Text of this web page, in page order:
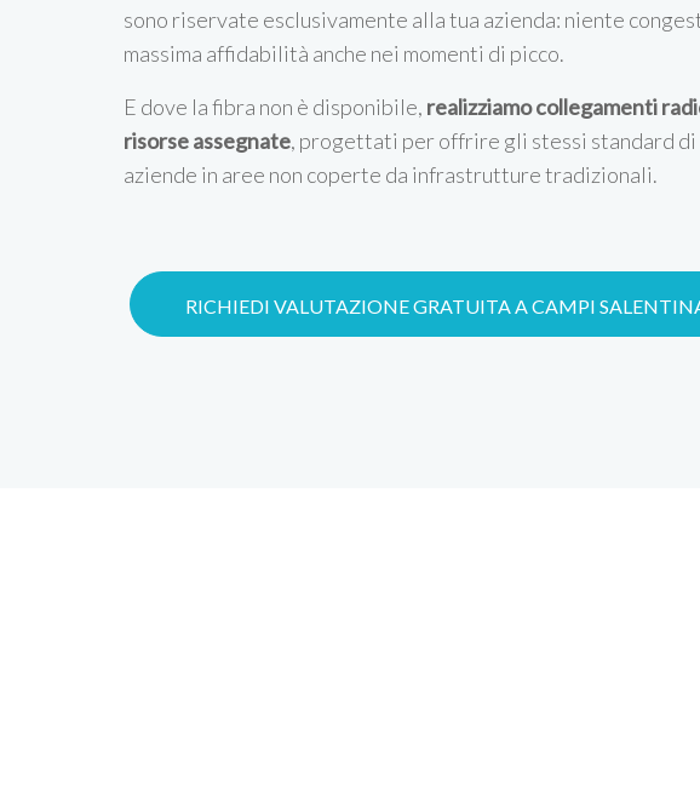
sono riservate esclusivamente alla tua azienda: niente
massima affidabilità anche nei momenti di picco.
E dove la fibra non è disponibile, realizziamo collegamenti
risorse assegnate, progettati per offrire gli stessi standard
aziende in aree non coperte da infrastrutture tradizionali.
RICHIEDI VALUTAZIONE GRATUITA A CAMPI